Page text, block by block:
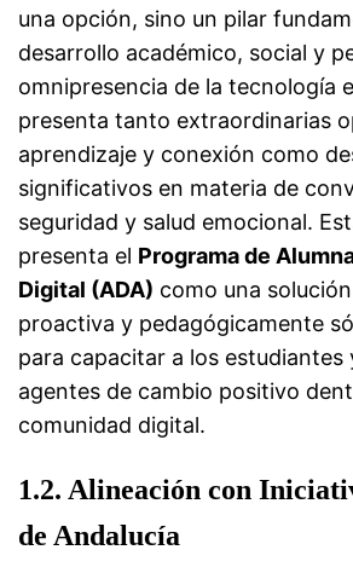
una opción, sino un pilar
desarrollo académico, social y
omnipresencia de la tecnología
presenta tanto extraordinarias
aprendizaje y conexión como
significativos en materia de
seguridad y salud emocional.
presenta el Programa de
Digital (ADA) como una
proactiva y pedagógicamente
para capacitar a los
agentes de cambio positivo
comunidad digital.
1.2. Alineación con
de Andalucía